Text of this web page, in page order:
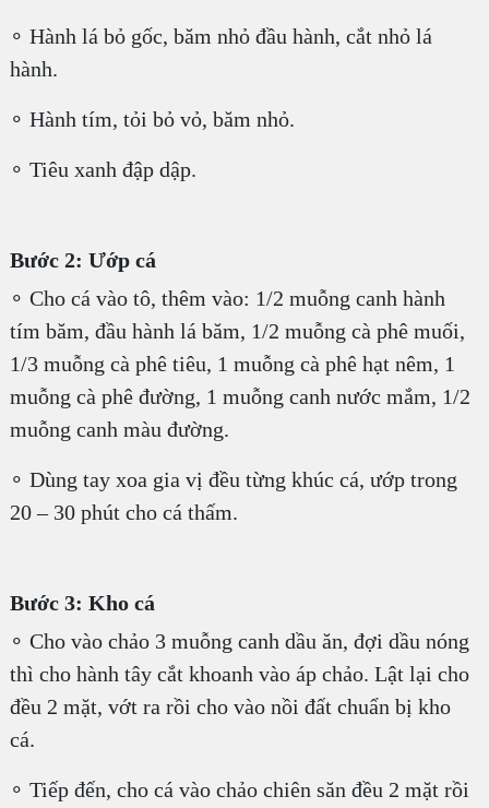
∘ Hành lá bỏ gốc, băm nhỏ đầu hành, cắt nhỏ lá
hành.
∘ Hành tím, tỏi bỏ vỏ, băm nhỏ.
∘ Tiêu xanh đập dập.
Bước 2: Ướp cá
∘ Cho cá vào tô, thêm vào: 1/2 muỗng canh hành
tím băm, đầu hành lá băm, 1/2 muỗng cà phê muối,
1/3 muỗng cà phê tiêu, 1 muỗng cà phê hạt nêm, 1
muỗng cà phê đường, 1 muỗng canh nước mắm, 1/2
muỗng canh màu đường.
∘ Dùng tay xoa gia vị đều từng khúc cá, ướp trong
20 – 30 phút cho cá thấm.
Bước 3: Kho cá
∘ Cho vào chảo 3 muỗng canh dầu ăn, đợi dầu nóng
thì cho hành tây cắt khoanh vào áp chảo. Lật lại cho
đều 2 mặt, vớt ra rồi cho vào nồi đất chuẩn bị kho
cá.
∘ Tiếp đến, cho cá vào chảo chiên săn đều 2 mặt rồi